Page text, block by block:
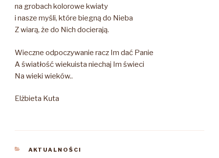
na grobach kolorowe kwiaty
i nasze myśli, które biegną do Nieba
Z wiarą, że do Nich docierają.
Wieczne odpoczywanie racz Im dać Panie
A światłość wiekuista niechaj Im świeci
Na wieki wieków..
Elżbieta Kuta
KATEGORIE
AKTUALNOŚCI